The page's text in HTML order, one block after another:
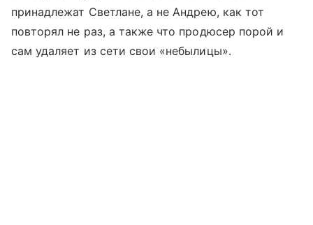
принадлежат Светлане, а не Андрею, как тот
повторял не раз, а также что продюсер порой и
сам удаляет из сети свои «небылицы».